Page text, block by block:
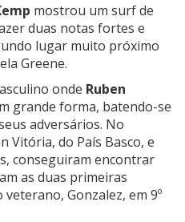
mostrou um surf de
duas notas fortes e
lugar muito próximo
Greene.
onde Ruben
grande forma, batendo-se
adversários. No
Vitória, do País Basco, e
conseguiram encontrar
as duas primeiras
Gonzalez, em 9º